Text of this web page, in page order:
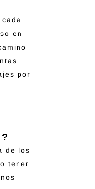
en
por
de los
tener